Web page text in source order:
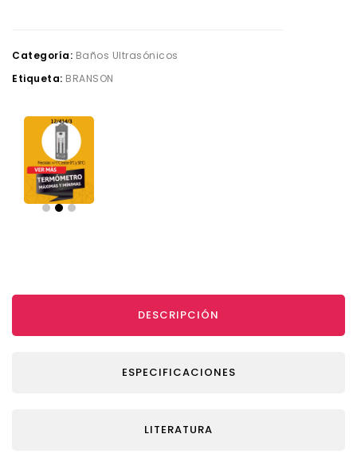
Categoría: Baños Ultrasónicos
Etiqueta: BRANSON
DESCRIPCIÓN
ESPECIFICACIONES
LITERATURA